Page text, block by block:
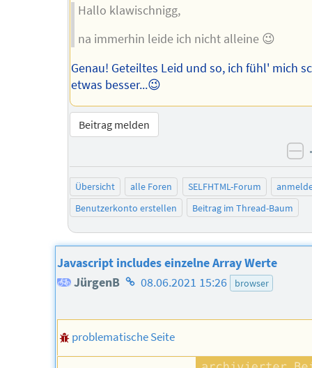
Hallo klawischnigg,
na immerhin leide ich nicht alleine 😉
Genau! Geteiltes Leid und so, ich fühl' mich
etwas besser...😉
Beitrag melden
Übersicht alle Foren SELFHTML-Forum
Benutzerkonto erstellen
Beitrag im Thread-Baum
Javascript includes einzelne Array Werte
JürgenB Homepage
Autors
08.06.2021 15:26 browser
problematische Seite